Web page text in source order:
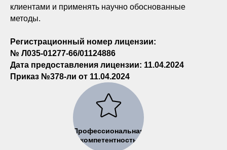
клиентами и применять научно обоснованные
методы.
Регистрационный номер лицензии:
№ Л035-01277-66/01124886
Дата предоставления лицензии: 11.04.2024
Приказ №378-ли от 11.04.2024
Профессиональная
компетентность